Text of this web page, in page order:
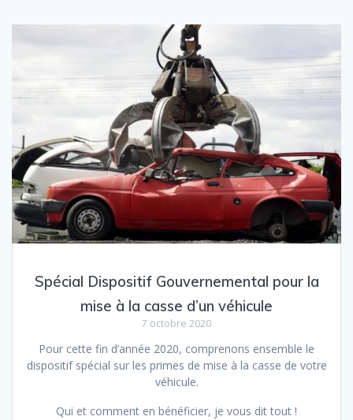
Spécial Dispositif Gouvernemental pour la
mise à la casse d’un véhicule
7 octobre 2020
Pour cette fin d’année 2020, comprenons ensemble le
dispositif spécial sur les primes de mise à la casse de votre
véhicule.
Qui et comment en bénéficier, je vous dit tout !